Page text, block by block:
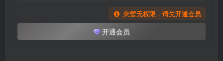
067.安然 – 内购无水印 钻石酥胸[92P／1.07GB]
您暂无权限，请先开通会员
开通会员